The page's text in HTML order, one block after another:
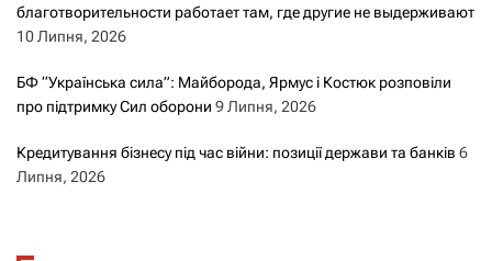
благотворительности работает там, где другие не выдерживают
10 Липня, 2026
БФ “Українська сила”: Майборода, Ярмус і Костюк розповіли
про підтримку Сил оборони 9 Липня, 2026
Кредитування бізнесу під час війни: позиції держави та банків 6
Липня, 2026